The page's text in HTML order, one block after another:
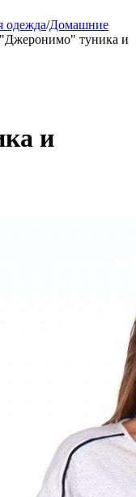
одежда/Домашние
туника и
и